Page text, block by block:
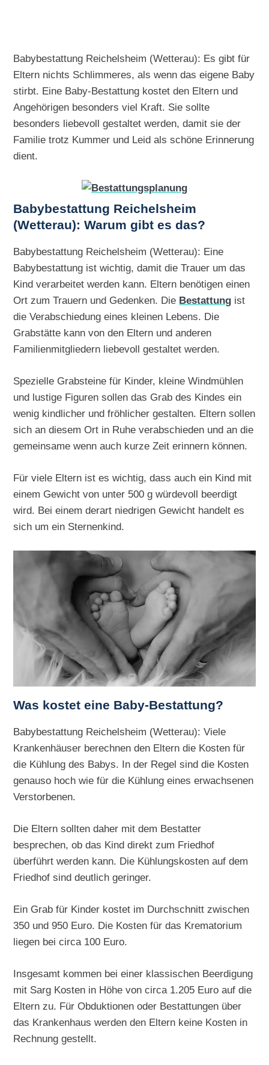
Babybestattung Reichelsheim (Wetterau): Es gibt für
Eltern nichts Schlimmeres, als wenn das eigene Baby
stirbt. Eine Baby-Bestattung kostet den Eltern und
Angehörigen besonders viel Kraft. Sie sollte
besonders liebevoll gestaltet werden, damit sie der
Familie trotz Kummer und Leid als schöne Erinnerung
dient.
Babybestattung Reichelsheim
(Wetterau): Warum gibt es das?
Babybestattung Reichelsheim (Wetterau): Eine
Babybestattung ist wichtig, damit die Trauer um das
Kind verarbeitet werden kann. Eltern benötigen einen
Ort zum Trauern und Gedenken. Die Bestattung ist
die Verabschiedung eines kleinen Lebens. Die
Grabstätte kann von den Eltern und anderen
Familienmitgliedern liebevoll gestaltet werden.
Spezielle Grabsteine für Kinder, kleine Windmühlen
und lustige Figuren sollen das Grab des Kindes ein
wenig kindlicher und fröhlicher gestalten. Eltern sollen
sich an diesem Ort in Ruhe verabschieden und an die
gemeinsame wenn auch kurze Zeit erinnern können.
Für viele Eltern ist es wichtig, dass auch ein Kind mit
einem Gewicht von unter 500 g würdevoll beerdigt
wird. Bei einem derart niedrigen Gewicht handelt es
sich um ein Sternenkind.
Was kostet eine Baby-Bestattung?
Babybestattung Reichelsheim (Wetterau): Viele
Krankenhäuser berechnen den Eltern die Kosten für
die Kühlung des Babys. In der Regel sind die Kosten
genauso hoch wie für die Kühlung eines erwachsenen
Verstorbenen.
Die Eltern sollten daher mit dem Bestatter
besprechen, ob das Kind direkt zum Friedhof
überführt werden kann. Die Kühlungskosten auf dem
Friedhof sind deutlich geringer.
Ein Grab für Kinder kostet im Durchschnitt zwischen
350 und 950 Euro. Die Kosten für das Krematorium
liegen bei circa 100 Euro.
Insgesamt kommen bei einer klassischen Beerdigung
mit Sarg Kosten in Höhe von circa 1.205 Euro auf die
Eltern zu. Für Obduktionen oder Bestattungen über
das Krankenhaus werden den Eltern keine Kosten in
Rechnung gestellt.